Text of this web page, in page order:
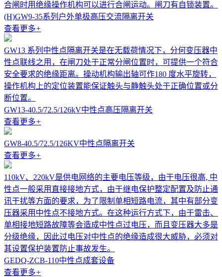
合闸时用绝缘操作机构可以进行合闸运动。闸刀有自锁装置。
(H)GW9-35系列户外单极高压交流隔离开关
查看更多+
GW13 系列中性点隔离开关是在无载荷情况下，分何变压器中
性点联线之用，在闸刀处于正常分闸位置时，可提供一个符合
安全要求的绝缘距离。操动机构输出轴可作180 度水平旋转，
操作机构上的定位装置能保证触头与静触头处于正确位置或分
断位置。
GW13-40.5/72.5/126kV中性点高压隔离开关
查看更多+
GW8-40.5/72.5/126KV中性点隔离开关
查看更多+
110kV、220kV是供电网络的主要电压等级，由于电压很高, 中
性点一般采用直接接地方式，由于继电保护整定配置及防止通
讯干扰等方面的要求，为了限制单相短路电流，其中有部分变
压器采用中性点不接地方式。在这种运行方式下，由于雷击、
单相接地短路故障等会造成中性点过电压，而且变压器大多是
分级绝缘，因此过电压对中性点的绝缘造成很大威胁，必须对
其设置保护装置防止事故发生。
GEDQ-ZCB-110中性点成套设备
查看更多+